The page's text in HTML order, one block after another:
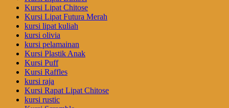
Kursi Lipat Chitose
Kursi Lipat Futura Merah
kursi lipat kuliah
kursi olivia
kursi pelamainan
Kursi Plastik Anak
Kursi Puff
Kursi Raffles
kursi raja
Kursi Rapat Lipat Chitose
kursi rustic